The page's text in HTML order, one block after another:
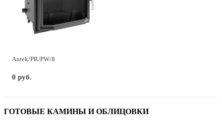
Antek/PR/PW/8
0 руб.
ГОТОВЫЕ КАМИНЫ И ОБЛИЦОВКИ